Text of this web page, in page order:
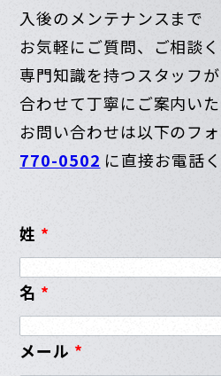
入後のメンテナンスまで
お気軽にご質問、ご相談
専門知識を持つスタッフ
合わせて丁寧にご案内いた
お問い合わせは以下のフ
770-0502 に直接お電話く
姓 *
名 *
メール *